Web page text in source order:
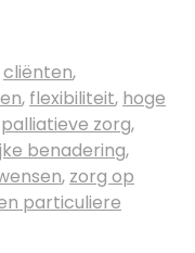
cliënten,
, flexibiliteit, hoge
palliatieve zorg,
benadering,
, zorg op
particuliere